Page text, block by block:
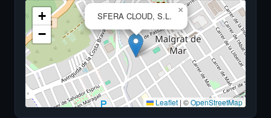
SFERA CLOUD, S.L.
×
+
−
Leaflet | ©OpenStreetMap